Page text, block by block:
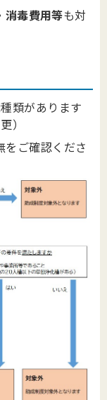
消毒費用等も対
類があります
）
をご確認くださ